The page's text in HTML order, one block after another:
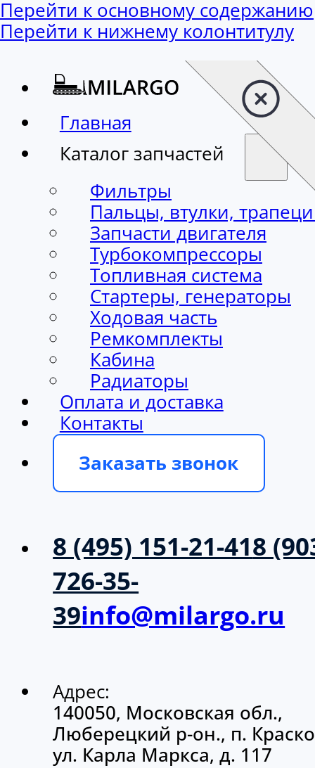
Перейти к основному содержанию
Перейти к нижнему колонтитулу
Главная
Каталог запчастей
Фильтры
Пальцы, втулки,
Запчасти двигателя
Турбокомпрессоры
Топливная система
Стартеры, генераторы
Ходовая часть
Ремкомплекты
Кабина
Радиаторы
Оплата и доставка
Контакты
Заказать звонок
8 (495) 151-21-418
726-35-
39info@milargo.ru
Адрес:
140050, Московская обл.,
Люберецкий р-он., п.
ул. Карла Маркса, д. 117